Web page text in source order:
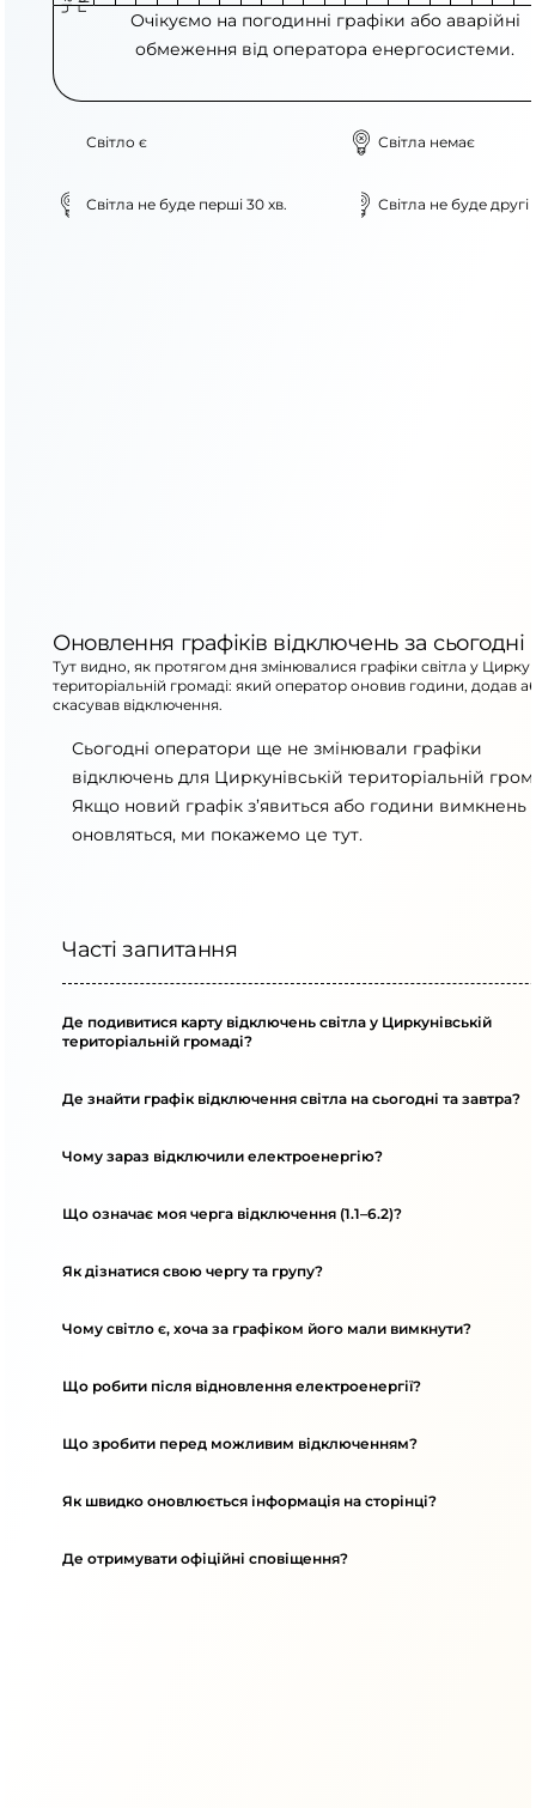
Очікуємо на погодинні графіки або аварійні
обмеження від оператора енергосистеми.
Світло є Світла немає
Світла не буде перші 30 хв. Світла не буде другі
Оновлення графіків відключень за сьогодні
Тут видно, як протягом дня змінювалися графіки світла у
територіальній громаді: який оператор оновив години, додав
скасував відключення.
Сьогодні оператори ще не змінювали графіки
відключень для Циркунівській територіальній
Якщо новий графік з’явиться або години вимкнень
оновляться, ми покажемо це тут.
Часті запитання
Де подивитися карту відключень світла у Циркунівській
територіальній громаді?
Де знайти графік відключення світла на сьогодні та завтра?
Чому зараз відключили електроенергію?
Що означає моя черга відключення (1.1–6.2)?
Як дізнатися свою чергу та групу?
Чому світло є, хоча за графіком його мали вимкнути?
Що робити після відновлення електроенергії?
Що зробити перед можливим відключенням?
Як швидко оновлюється інформація на сторінці?
Де отримувати офіційні сповіщення?